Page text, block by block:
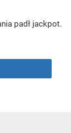
padł jackpot.